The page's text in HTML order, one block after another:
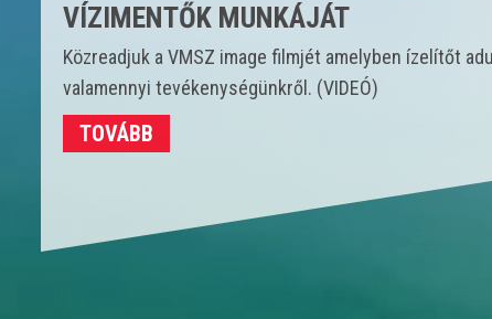
ÖS STRANDSZEZONBAN
Idén 450 vízmentő kollégánk állt szolgálatba és csak a
strandokon összesen 3702 esetet látott el. (VIDEÓ)
TOVÁBB